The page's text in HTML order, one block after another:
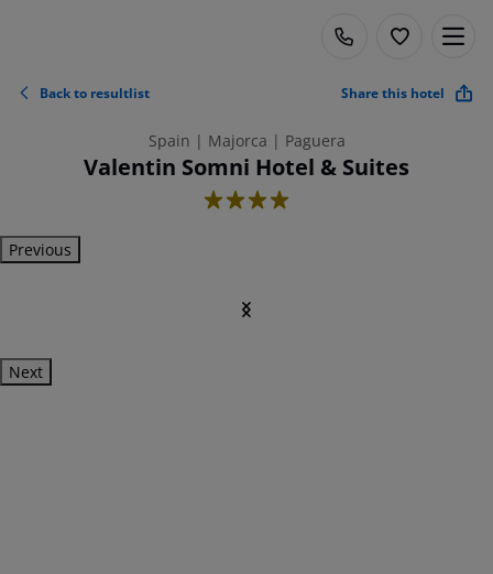
Back to resultlist Share this hotel
Spain | Majorca | Paguera
Valentin Somni Hotel & Suites
4
Previous
Next